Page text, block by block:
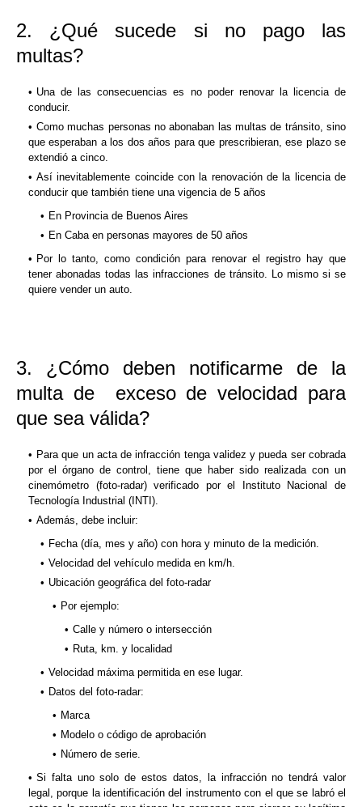
2. ¿Qué sucede si no pago las
multas?
Una de las consecuencias es no poder renovar la licencia de
conducir.
Como muchas personas no abonaban las multas de tránsito, sino
que esperaban a los dos años para que prescribieran, ese plazo se
extendió a cinco.
Así inevitablemente coincide con la renovación de la licencia de
conducir que también tiene una vigencia de 5 años
En Provincia de Buenos Aires
En Caba en personas mayores de 50 años
Por lo tanto, como condición para renovar el registro hay que
tener abonadas todas las infracciones de tránsito. Lo mismo si se
quiere vender un auto.
3. ¿Cómo deben notificarme de la
multa de exceso de velocidad para
que sea válida?
Para que un acta de infracción tenga validez y pueda ser cobrada
por el órgano de control, tiene que haber sido realizada con un
cinemómetro (foto-radar) verificado por el Instituto Nacional de
Tecnología Industrial (INTI).
Además, debe incluir:
Fecha (día, mes y año) con hora y minuto de la medición.
Velocidad del vehículo medida en km/h.
Ubicación geográfica del foto-radar
Por ejemplo:
Calle y número o intersección
Ruta, km. y localidad
Velocidad máxima permitida en ese lugar.
Datos del foto-radar:
Marca
Modelo o código de aprobación
Número de serie.
Si falta uno solo de estos datos, la infracción no tendrá valor
legal, porque la identificación del instrumento con el que se labró el